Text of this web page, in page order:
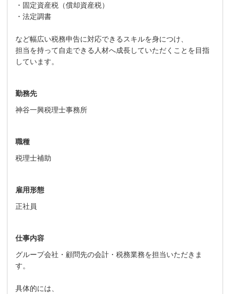
・固定資産税（償却資産税）
・法定調書
など幅広い税務申告に対応できるスキルを身につけ、
担当を持って自走できる人材へ成長していただくことを目指
しています。
勤務先
神谷一興税理士事務所
職種
税理士補助
雇用形態
正社員
仕事内容
グループ会社・顧問先の会計・税務業務を担当いただきま
す。
具体的には、